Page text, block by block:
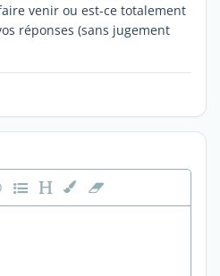
venir ou est-ce totalement
réponses (sans jugement